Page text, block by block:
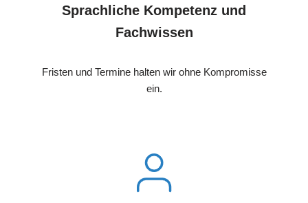
Sprachliche Kompetenz und
Fachwissen
Fristen und Termine halten wir ohne Kompromisse
ein.